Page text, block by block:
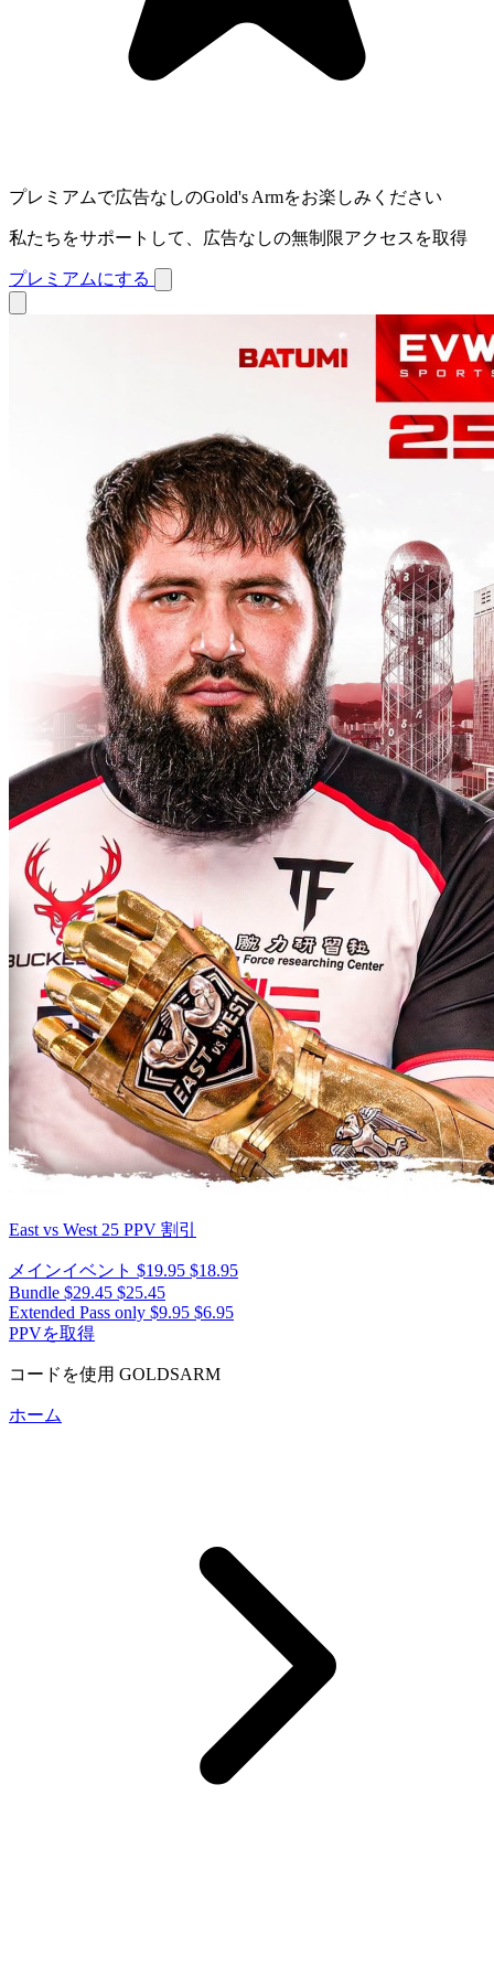
プレミアムで広告なしのGold's Armをお楽しみください
私たちをサポートして、広告なしの無制限アクセスを取得
プレミアムにする
East vs West 25 PPV 割引
メインイベント $19.95 $18.95
Bundle $29.45 $25.45
Extended Pass only $9.95 $6.95
PPVを取得
コードを使用 GOLDSARM
ホーム